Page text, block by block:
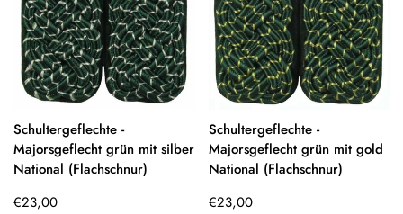
Schultergeflechte -
Majorsgeflecht grün mit silber
National (Flachschnur)
Regulärer
€23,00
Schultergeflechte -
Majorsgeflecht grün mit gold
National (Flachschnur)
Regulärer
€23,00